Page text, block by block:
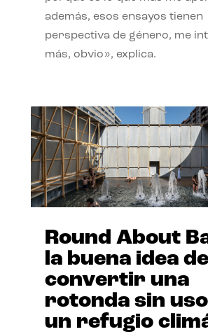
además, esos ensayos tienen
perspectiva de género, me
más, obvio», explica.
Round About
la buena idea de
convertir una
rotonda sin
un refugio